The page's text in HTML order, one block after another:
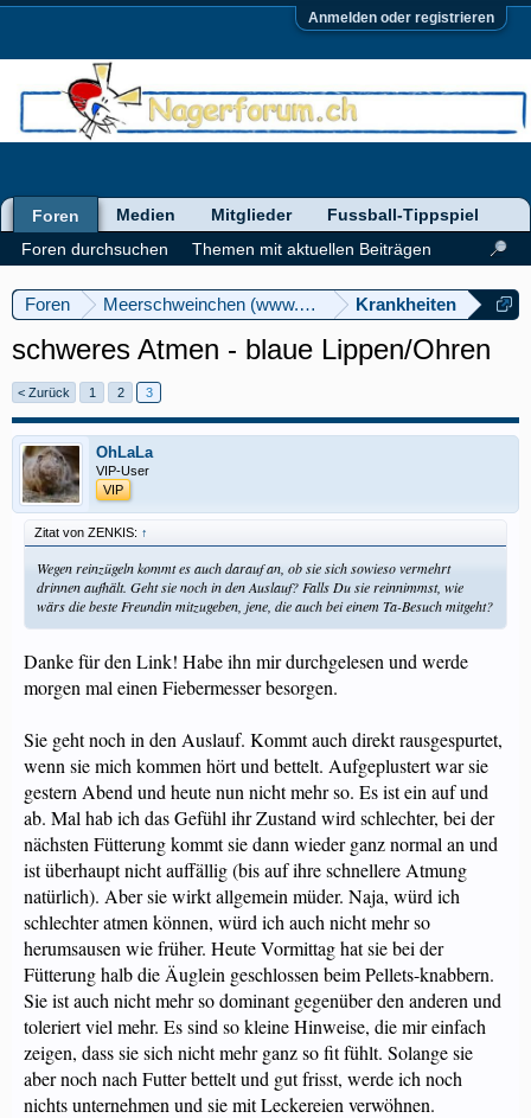
Anmelden oder registrieren
Foren Meerschweinchen (www.meerschweinforum.ch)
Krankheiten
schweres Atmen - blaue Lippen/Ohren
< Zurück 1 2 3
OhLaLa
VIP-User
VIP
Zitat von ZENKIS: ↑
Wegen reinzügeln kommt es auch darauf an, ob sie sich sowieso vermehrt
drinnen aufhält. Geht sie noch in den Auslauf? Falls Du sie reinnimmst, wie
wärs die beste Freundin mitzugeben, jene, die auch bei einem Ta-Besuch mitgeht?
Danke für den Link! Habe ihn mir durchgelesen und werde
morgen mal einen Fiebermesser besorgen.
Sie geht noch in den Auslauf. Kommt auch direkt rausgespurtet,
wenn sie mich kommen hört und bettelt. Aufgeplustert war sie
gestern Abend und heute nun nicht mehr so. Es ist ein auf und
ab. Mal hab ich das Gefühl ihr Zustand wird schlechter, bei der
nächsten Fütterung kommt sie dann wieder ganz normal an und
ist überhaupt nicht auffällig (bis auf ihre schnellere Atmung
natürlich). Aber sie wirkt allgemein müder. Naja, würd ich
schlechter atmen können, würd ich auch nicht mehr so
herumsausen wie früher. Heute Vormittag hat sie bei der
Fütterung halb die Äuglein geschlossen beim Pellets-knabbern.
Sie ist auch nicht mehr so dominant gegenüber den anderen und
toleriert viel mehr. Es sind so kleine Hinweise, die mir einfach
zeigen, dass sie sich nicht mehr ganz so fit fühlt. Solange sie
aber noch nach Futter bettelt und gut frisst, werde ich noch
nichts unternehmen und sie mit Leckereien verwöhnen.
Foren
Foren durchsuchen
Themen mit aktuellen Beiträgen
Medien Mitglieder Fussball-Tippspiel